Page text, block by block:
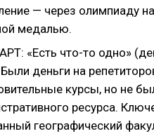
— через олимпиаду
медалью.
«Есть что-то одно»
деньги на
курсы, но не
ресурса.
географический